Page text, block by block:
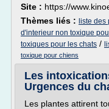
Site : https://
Thèmes liés : liste
d'interieur non toxique
toxiques pour les chats /
toxique pour chiens
Les
Urgences du
Les plantes attirent